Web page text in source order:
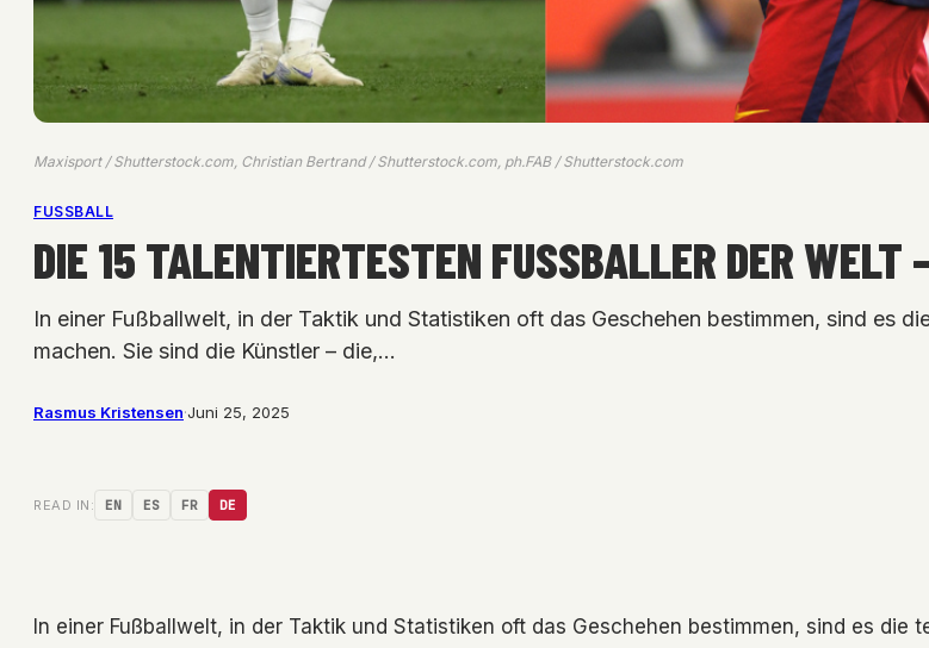
Maxisport / Shutterstock.com, Christian Bertrand / Shutterstock.com, ph.FAB / Shutterstock.com
FUSSBALL
DIE 15 TALENTIERTESTEN FUSSBALLER DER WELT
In einer Fußballwelt, in der Taktik und Statistiken oft das Geschehen bestimmen, sind es
machen. Sie sind die Künstler – die,…
Rasmus Kristensen·Juni 25, 2025
READ IN: EN ES FR DE
In einer Fußballwelt, in der Taktik und Statistiken oft das Geschehen bestimmen, sind es die